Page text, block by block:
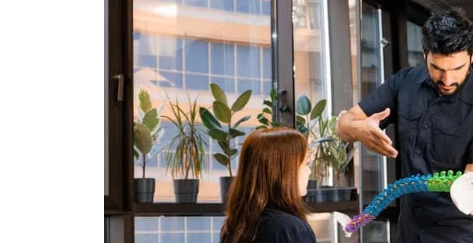
başkenti yapan sır nedir? Cevap, sadece uygun maliyetlerde değil, aynı
teknoloji ve eşsiz bir deneyimin birleşiminde saklı. …